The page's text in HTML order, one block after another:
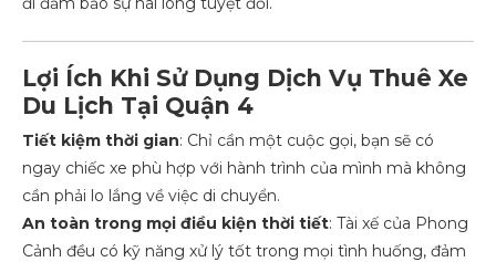
Lợi Ích Khi Sử Dụng Dịch Vụ Thuê Xe
Du Lịch Tại Quận 4
Tiết kiệm thời gian: Chỉ cần một cuộc gọi, bạn sẽ có
ngay chiếc xe phù hợp với hành trình của mình mà không
cần phải lo lắng về việc di chuyển.
An toàn trong mọi điều kiện thời tiết: Tài xế của Phong
Cảnh đều có kỹ năng xử lý tốt trong mọi tình huống, đảm